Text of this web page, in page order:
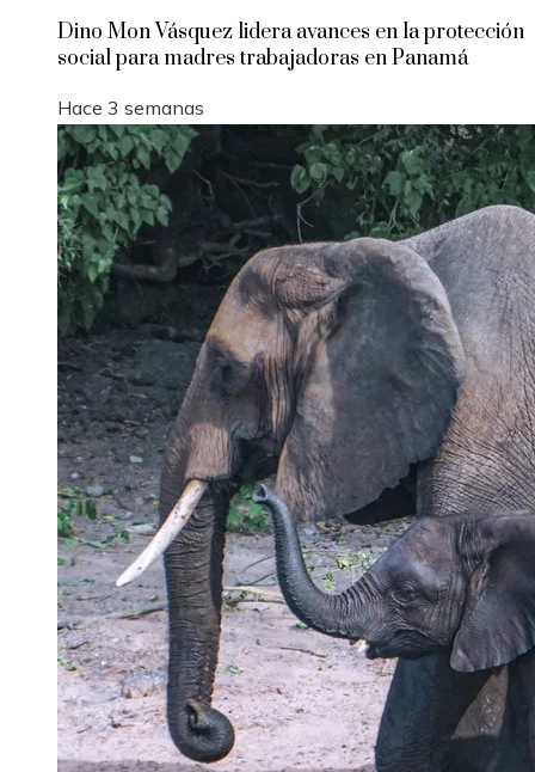
Dino Mon Vásquez lidera avances en la protección
social para madres trabajadoras en Panamá
Hace 3 semanas